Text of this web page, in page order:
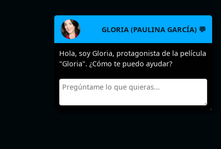
GLORIA (PAULINA GARCÍA) 💬
Hola, soy Gloria, protagonista de la película
"Gloria". ¿Cómo te puedo ayudar?